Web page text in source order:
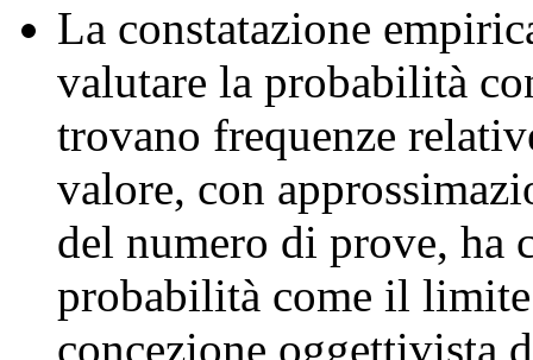
La constatazione
valutare la probabilità
trovano frequenze
valore, con
del numero di prove, ha
probabilità come il
concezione oggettivista